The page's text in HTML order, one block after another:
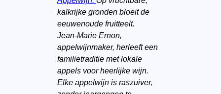
kalkrijke gronden bloeit de
eeuwenoude fruitteelt.
Jean-Marie Ernon,
appelwijnmaker, herleeft een
familietraditie met lokale
appels voor heerlijke wijn.
Elke appelwijn is raszuiver,